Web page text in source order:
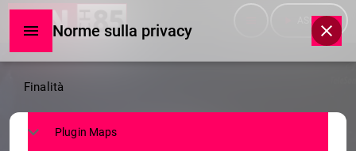
ASCOLTA
Norme sulla privacy
Norme
sulla
privacy
Finalità
Plugin Maps